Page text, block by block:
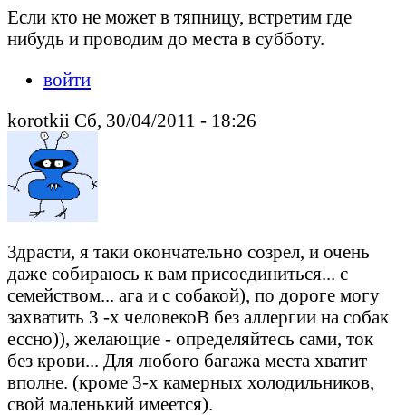
Если кто не может в тяпницу, встретим где
нибудь и проводим до места в субботу.
войти
korotkii Сб, 30/04/2011 - 18:26
Здрасти, я таки окончательно созрел, и очень
даже собираюсь к вам присоединиться... с
семейством... ага и с собакой), по дороге могу
захватить 3 -х человекоВ без аллергии на собак
ессно)), желающие - определяйтесь сами, ток
без крови... Для любого багажа места хватит
вполне. (кроме 3-х камерных холодильников,
свой маленький имеется).